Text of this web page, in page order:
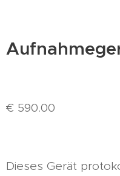
€ 590.00
Dieses Gerät